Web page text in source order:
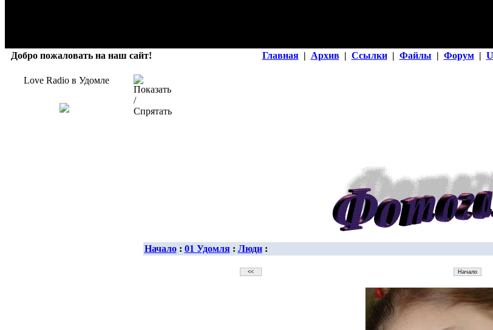
Добро пожаловать на наш сайт! Главная | Архив | Ссылки | Файлы | Форум |
Love Radio в Удомле
Начало: 01 Удомля: Люди: